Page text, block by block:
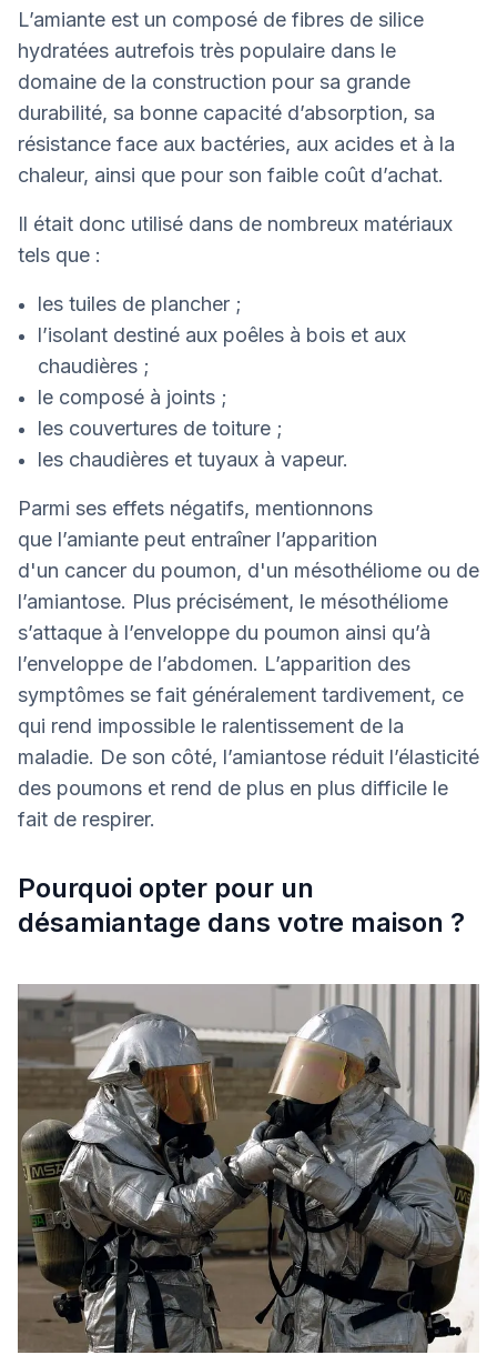
L’amiante est un composé de fibres de silice
hydratées autrefois très populaire dans le
domaine de la construction pour sa grande
durabilité, sa bonne capacité d’absorption, sa
résistance face aux bactéries, aux acides et à la
chaleur, ainsi que pour son faible coût d’achat.
Il était donc utilisé dans de nombreux matériaux
tels que :
les tuiles de plancher ;
l’isolant destiné aux poêles à bois et aux
chaudières ;
le composé à joints ;
les couvertures de toiture ;
les chaudières et tuyaux à vapeur.
Parmi ses effets négatifs, mentionnons
que l’amiante peut entraîner l’apparition
d'un cancer du poumon, d'un mésothéliome ou de
l’amiantose. Plus précisément, le mésothéliome
s’attaque à l’enveloppe du poumon ainsi qu’à
l’enveloppe de l’abdomen. L’apparition des
symptômes se fait généralement tardivement, ce
qui rend impossible le ralentissement de la
maladie. De son côté, l’amiantose réduit l’élasticité
des poumons et rend de plus en plus difficile le
fait de respirer.
Pourquoi opter pour un
désamiantage dans votre maison ?